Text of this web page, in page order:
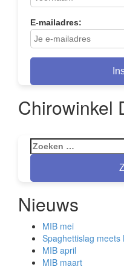
E-mailadres:
Chirowinkel
Zoeken
naar:
Nieuws
MIB mei
Spaghettislag meets
MIB april
MIB maart